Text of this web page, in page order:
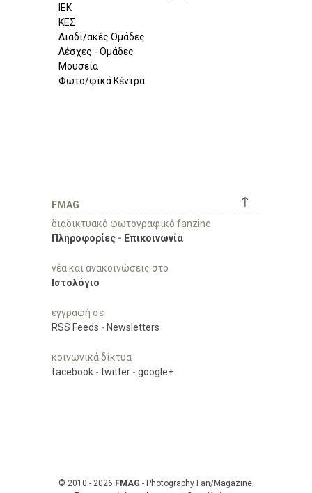
ΙΕΚ
ΚΕΣ
Διαδι/ακές Ομάδες
Λέσχες - Ομάδες
Μουσεία
Φωτο/φικά Κέντρα
↑
FMAG
διαδικτυακό φωτογραφικό fanzine
Πληροφορίες - Επικοινωνία
νέα και ανακοινώσεις στο
Ιστολόγιο
εγγραφή σε
RSS Feeds - Newsletters
κοινωνικά δίκτυα
facebook - twitter - google+
© 2010 - 2026 FMAG - Photography Fan/Magazine,